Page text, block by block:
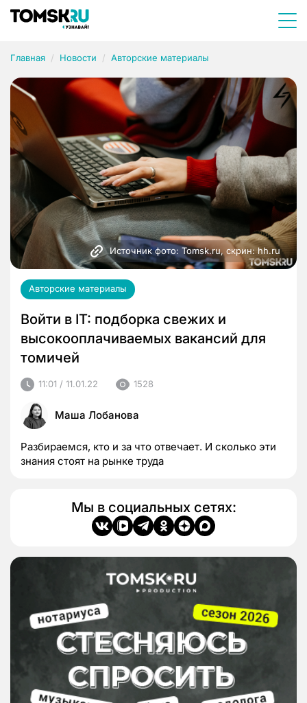
Главная Новости Авторские материалы
Источник фото: Tomsk.ru, скрин: hh.ru
Авторские материалы
Войти в IT: подборка свежих и
высокооплачиваемых вакансий для
томичей
11:01 / 11.01.22 1528
Маша Лобанова
Разбираемся, кто и за что отвечает. И сколько эти
знания стоят на рынке труда
Мы в социальных сетях: